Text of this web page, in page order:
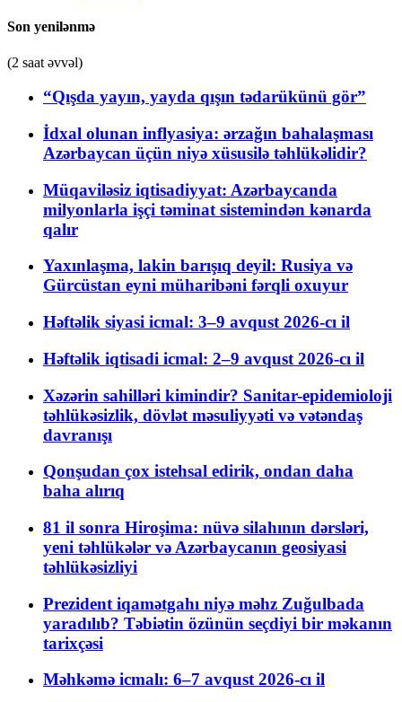
Son yenilənmə
(2 saat əvvəl)
“Qışda yayın, yayda qışın tədarükünü gör”
İdxal olunan inflyasiya: ərzağın bahalaşması
Azərbaycan üçün niyə xüsusilə təhlükəlidir?
Müqaviləsiz iqtisadiyyat: Azərbaycanda
milyonlarla işçi təminat sistemindən kənarda
qalır
Yaxınlaşma, lakin barışıq deyil: Rusiya və
Gürcüstan eyni müharibəni fərqli oxuyur
Həftəlik siyasi icmal: 3–9 avqust 2026-cı il
Həftəlik iqtisadi icmal: 2–9 avqust 2026-cı il
Xəzərin sahilləri kimindir? Sanitar-epidemioloji
təhlükəsizlik, dövlət məsuliyyəti və vətəndaş
davranışı
Qonşudan çox istehsal edirik, ondan daha
baha alırıq
81 il sonra Hiroşima: nüvə silahının dərsləri,
yeni təhlükələr və Azərbaycanın geosiyasi
təhlükəsizliyi
Prezident iqamətgahı niyə məhz Zuğulbada
yaradılıb? Təbiətin özünün seçdiyi bir məkanın
tarixçəsi
Məhkəmə icmalı: 6–7 avqust 2026-cı il